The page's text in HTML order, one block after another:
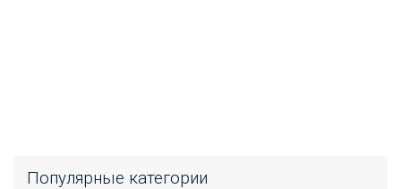
Популярные категории